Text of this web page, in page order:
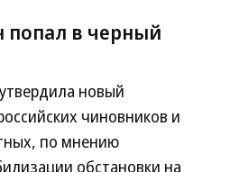
попал в черный
новый
чиновников и
по мнению
обстановки на